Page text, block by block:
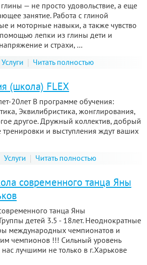
— не просто удовольствие, а еще
занятие. Работа с глиной
и моторные навыки, а также чувство
лепки из глины дети и
и страхи, ...
Услуги Читать полностью
(школа) FLEX
20лет В программе обучения:
Эквилибристика, жонглирования,
другое. Дружный коллектив, добрый
тренировки и выступления ждут ваших
Услуги Читать полностью
современного танца Яны
танца Яны
детей 3.5 - 18лет. Неоднократные
международных чемпионатов и
чемпионов !!! Сильный уровень
лучшими не только в г.Харькове